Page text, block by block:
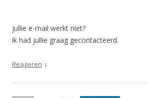
jullie e-mail werkt niet?
ik had jullie graag gecontacteerd.
Reageren ↓